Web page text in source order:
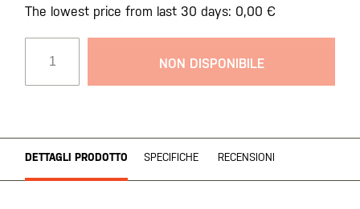
della
immagini
The lowest price from last 30 days: 0,00 €
NON DISPONIBILE
DETTAGLI PRODOTTO SPECIFICHE RECENSIONI